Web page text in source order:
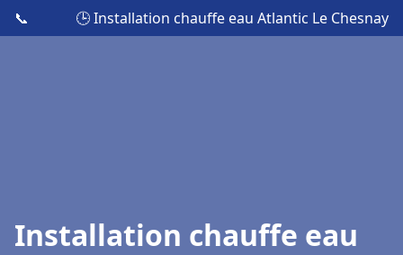
📞 🕒 Installation chauffe eau Atlantic Le Chesnay
Installation chauffe eau